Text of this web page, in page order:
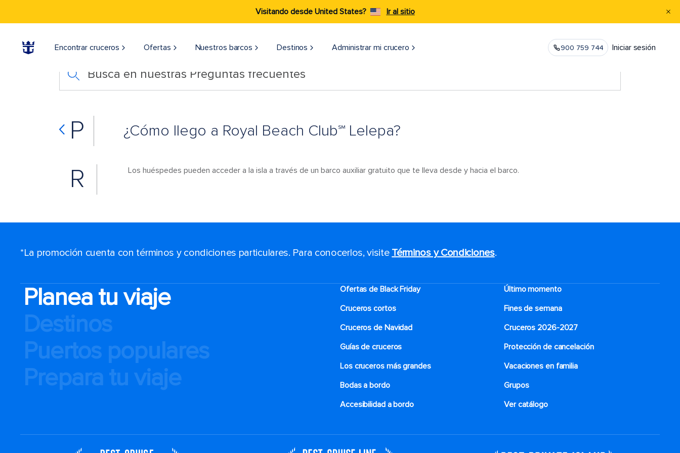
Visitando desde United States? Ir al sitio
Encontrar cruceros Ofertas Nuestros barcos Destinos Administrar mi crucero 900 759 744 Iniciar sesión
Busca en nuestras Preguntas frecuentes
P ¿Cómo llego a Royal Beach Club℠ Lelepa?
R Los huéspedes pueden acceder a la isla a través de un barco auxiliar gratuito que te lleva desde y hacia el barco.
*La promoción cuenta con términos y condiciones particulares. Para conocerlos, visite Términos y Condiciones.
Planea tu viaje
Destinos
Puertos populares
Prepara tu viaje
Ofertas de Black Friday
Último momento
Cruceros cortos
Fines de semana
Cruceros de Navidad
Cruceros 2026-2027
Guías de cruceros
Protección de cancelación
Los cruceros más grandes
Vacaciones en familia
Bodas a bordo
Grupos
Accesibilidad a bordo
Ver catálogo